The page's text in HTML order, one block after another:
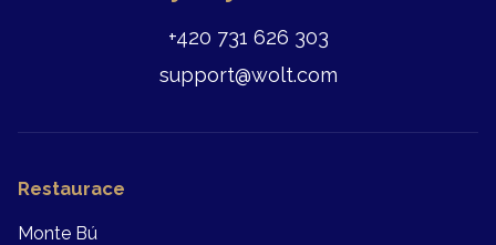
+420 731 626 303
support@wolt.com
Restaurace
Monte Bú